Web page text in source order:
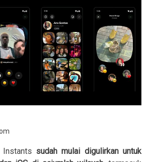
sudah mulai digulirkan untuk